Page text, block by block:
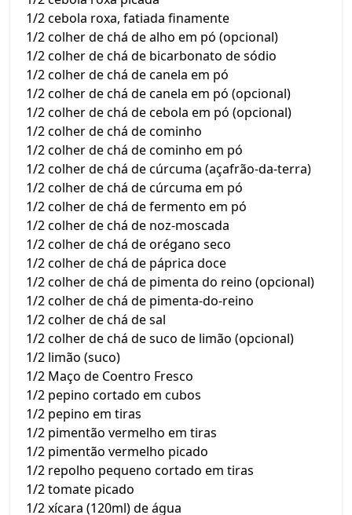
1/2 cebola roxa, fatiada finamente
1/2 colher de chá de alho em pó (opcional)
1/2 colher de chá de bicarbonato de sódio
1/2 colher de chá de canela em pó
1/2 colher de chá de canela em pó (opcional)
1/2 colher de chá de cebola em pó (opcional)
1/2 colher de chá de cominho
1/2 colher de chá de cominho em pó
1/2 colher de chá de cúrcuma (açafrão-da-terra)
1/2 colher de chá de cúrcuma em pó
1/2 colher de chá de fermento em pó
1/2 colher de chá de noz-moscada
1/2 colher de chá de orégano seco
1/2 colher de chá de páprica doce
1/2 colher de chá de pimenta do reino (opcional)
1/2 colher de chá de pimenta-do-reino
1/2 colher de chá de sal
1/2 colher de chá de suco de limão (opcional)
1/2 limão (suco)
1/2 Maço de Coentro Fresco
1/2 pepino cortado em cubos
1/2 pepino em tiras
1/2 pimentão vermelho em tiras
1/2 pimentão vermelho picado
1/2 repolho pequeno cortado em tiras
1/2 tomate picado
1/2 xícara (120ml) de água